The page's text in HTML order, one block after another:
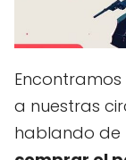
a nuestras
hablando de